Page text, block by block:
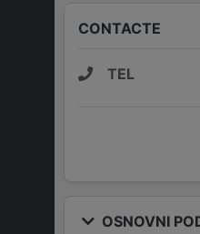
CONTACTE
TEL
OSNOVNI